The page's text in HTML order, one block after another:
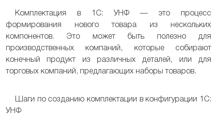
Комплектация в 1С: УНФ — это процесс
формирования нового товара из нескольких
компонентов. Это может быть полезно для
производственных компаний, которые собирают
конечный продукт из различных деталей, или для
торговых компаний, предлагающих наборы товаров.
Шаги по созданию комплектации в конфигурации 1С:
УНФ